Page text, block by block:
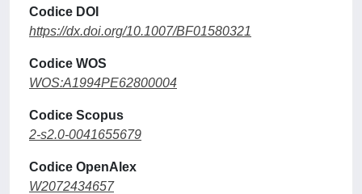
Codice DOI
https://dx.doi.org/10.1007/BF01580321
Codice WOS
WOS:A1994PE62800004
Codice Scopus
2-s2.0-0041655679
Codice OpenAlex
W2072434657